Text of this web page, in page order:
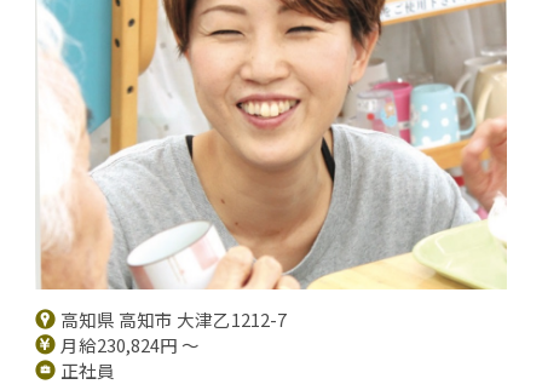
高知県 高知市 大津乙1212-7
月給230,824円 ～
正社員